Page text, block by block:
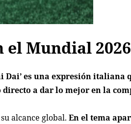
el Mundial 2026
Dai’ es una expresión italiana
a dar lo mejor en la
alcance global.En el tema